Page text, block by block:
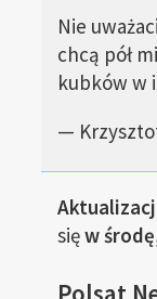
Nie
chcą pół
kubków w
—
sięw